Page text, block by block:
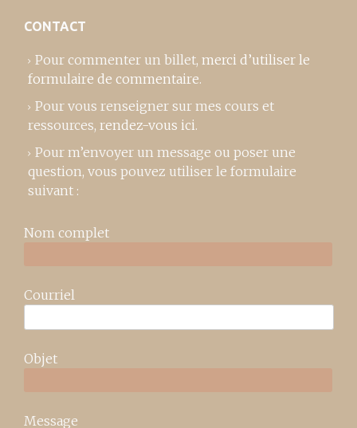
CONTACT
Pour commenter un billet, merci d’utiliser le
formulaire de commentaire.
Pour vous renseigner sur mes cours et
ressources, rendez-vous ici.
Pour m’envoyer un message ou poser une
question, vous pouvez utiliser le formulaire
suivant :
Nom complet
Courriel
Objet
Message